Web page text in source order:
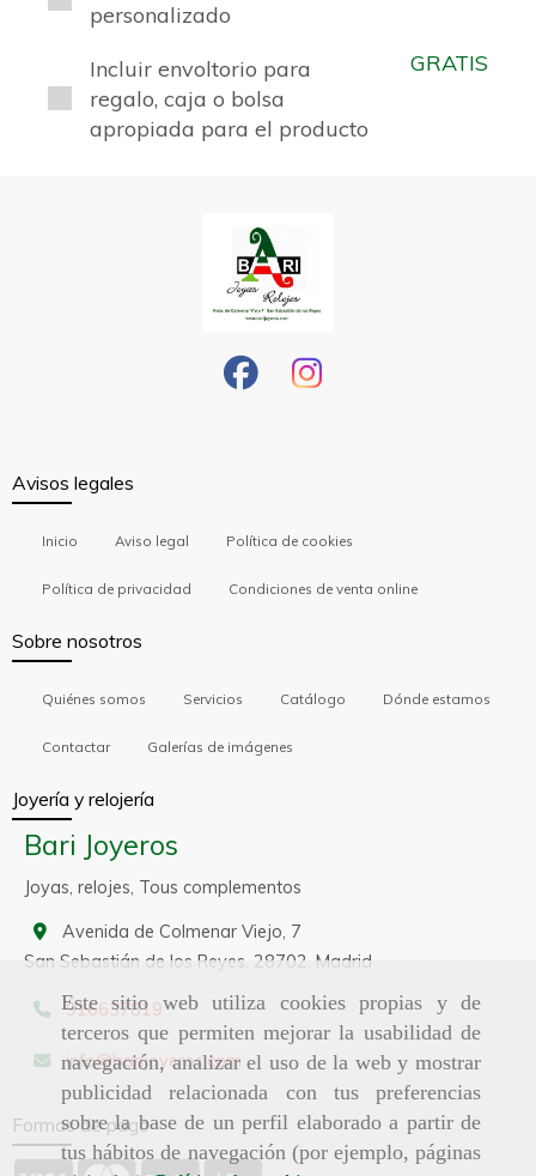
Este sitio web utiliza cookies propias y de
terceros que permiten mejorar la usabilidad de
navegación, analizar el uso de la web y mostrar
publicidad relacionada con tus preferencias
sobre la base de un perfil elaborado a partir de
tus hábitos de navegación (por ejemplo, páginas
personalizado
Incluir envoltorio para
regalo, caja o bolsa
apropiada para el producto
GRATIS
Avisos legales
Inicio Aviso legal Política de cookies
Política de privacidad Condiciones de venta online
Sobre nosotros
Quiénes somos Servicios Catálogo Dónde estamos
Contactar Galerías de imágenes
Joyería y relojería
Bari Joyeros
Joyas, relojes, Tous complementos
Avenida de Colmenar Viejo, 7
San Sebastián de los Reyes, 28702, Madrid
916637819
info barijoyeros.com
Formas de pago